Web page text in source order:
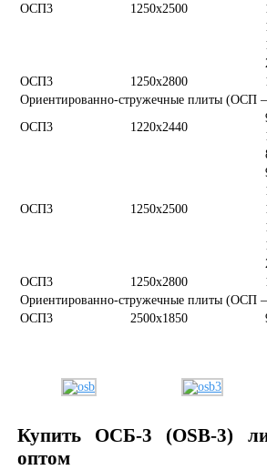
ОСП3 1250х2500
ОСП3
1250х2800
Ориентированно-стружечные плиты (ОСП
ОСП3
1220х2440
ОСП3 1250х2500
ОСП3
1250х2800
Ориентированно-стружечные плиты (ОСП
ОСП3
2500х1850
Купить ОСБ-3 (OSB-3)
оптом